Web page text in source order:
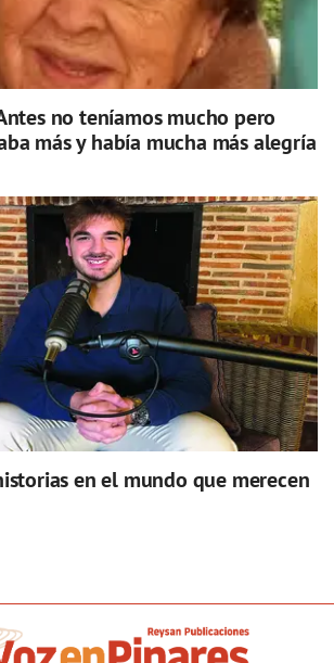
no teníamos mucho pero
más y había mucha más alegría
en el mundo que merecen